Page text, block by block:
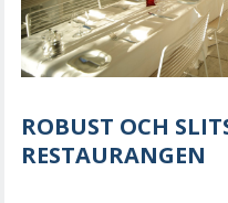
ROBUST OCH
RESTAURANGEN